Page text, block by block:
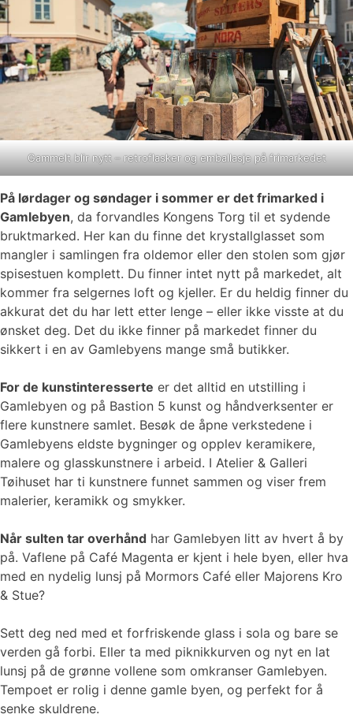
Gammelt blir nytt – retroflasker og emballasje på frimarkedet
På lørdager og søndager i sommer er det frimarked i
Gamlebyen, da forvandles Kongens Torg til et sydende
bruktmarked. Her kan du finne det krystallglasset som
mangler i samlingen fra oldemor eller den stolen som gjør
spisestuen komplett. Du finner intet nytt på markedet, alt
kommer fra selgernes loft og kjeller. Er du heldig finner du
akkurat det du har lett etter lenge – eller ikke visste at du
ønsket deg. Det du ikke finner på markedet finner du
sikkert i en av Gamlebyens mange små butikker.
For de kunstinteresserte er det alltid en utstilling i
Gamlebyen og på Bastion 5 kunst og håndverksenter er
flere kunstnere samlet. Besøk de åpne verkstedene i
Gamlebyens eldste bygninger og opplev keramikere,
malere og glasskunstnere i arbeid. I Atelier & Galleri
Tøihuset har ti kunstnere funnet sammen og viser frem
malerier, keramikk og smykker.
Når sulten tar overhånd har Gamlebyen litt av hvert å by
på. Vaflene på Café Magenta er kjent i hele byen, eller hva
med en nydelig lunsj på Mormors Café eller Majorens Kro
& Stue?
Sett deg ned med et forfriskende glass i sola og bare se
verden gå forbi. Eller ta med piknikkurven og nyt en lat
lunsj på de grønne vollene som omkranser Gamlebyen.
Tempoet er rolig i denne gamle byen, og perfekt for å
senke skuldrene.